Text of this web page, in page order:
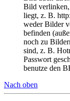
Bild verlinken,
liegt, z. B.
weder Bilder
befinden
noch zu
sind, z. B.
Passwort
benutze den
Nach oben